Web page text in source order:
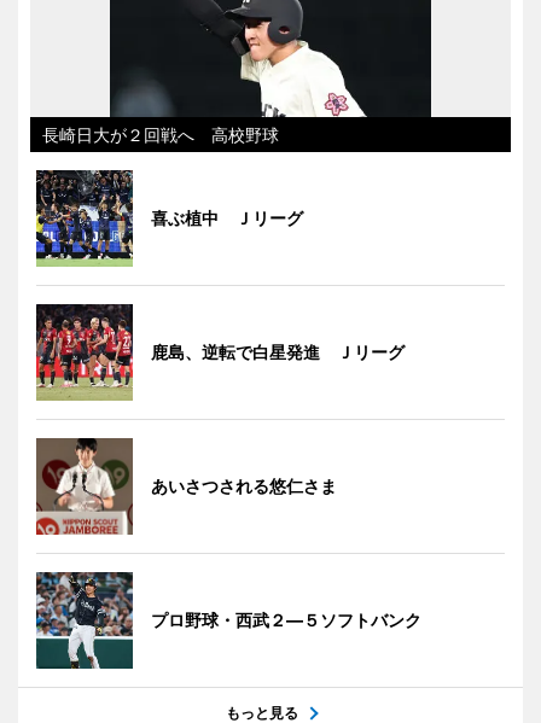
長崎日大が２回戦へ 高校野球
喜ぶ植中 Ｊリーグ
鹿島、逆転で白星発進 Ｊリーグ
あいさつされる悠仁さま
プロ野球・西武２―５ソフトバンク
もっと見る